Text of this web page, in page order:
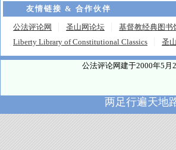
友情链接 & 合作伙伴
公法评论网 圣山网论坛 基督教经典图书
Liberty Library of Constitutional Classics
圣
公法评论网建于2000年5
两足行遍天地